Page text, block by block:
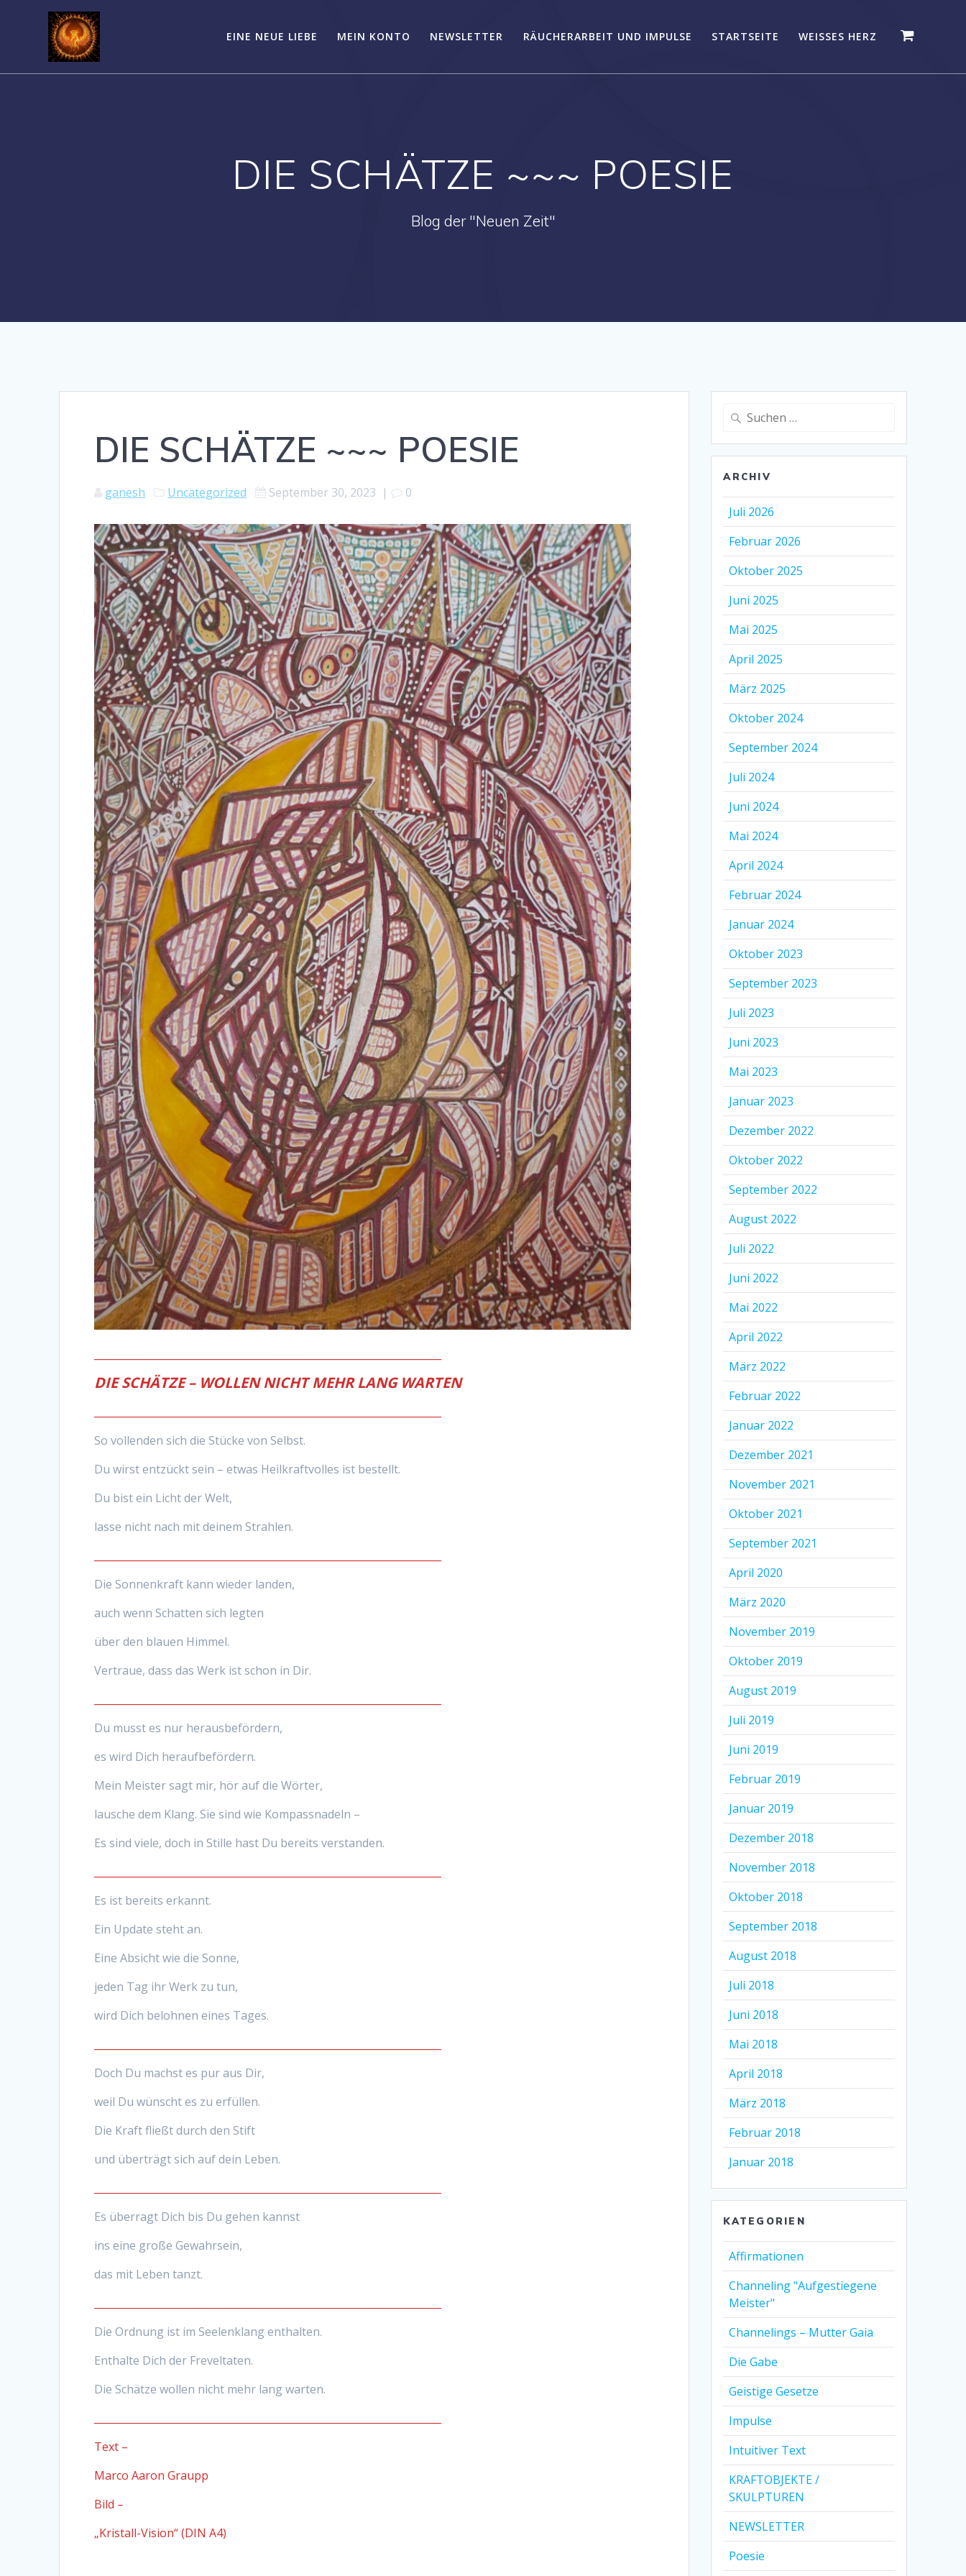
EINE NEUE LIEBE MEIN KONTO NEWSLETTER RÄUCHERARBEIT UND IMPULSE STARTSEITE WEISSES HERZ
DIE SCHÄTZE ~~~ POESIE
Blog der "Neuen Zeit"
DIE SCHÄTZE ~~~ POESIE
ganesh Uncategorized September 30, 2023 | 0
DIE SCHÄTZE – WOLLEN NICHT MEHR LANG WARTEN
So vollenden sich die Stücke von Selbst.
Du wirst entzückt sein – etwas Heilkraftvolles ist bestellt.
Du bist ein Licht der Welt,
lasse nicht nach mit deinem Strahlen.
Die Sonnenkraft kann wieder landen,
auch wenn Schatten sich legten
über den blauen Himmel.
Vertraue, dass das Werk ist schon in Dir.
Du musst es nur herausbefördern,
es wird Dich heraufbefördern.
Mein Meister sagt mir, hör auf die Wörter,
lausche dem Klang. Sie sind wie Kompassnadeln –
Es sind viele, doch in Stille hast Du bereits verstanden.
Es ist bereits erkannt.
Ein Update steht an.
Eine Absicht wie die Sonne,
jeden Tag ihr Werk zu tun,
wird Dich belohnen eines Tages.
Doch Du machst es pur aus Dir,
weil Du wünscht es zu erfüllen.
Die Kraft fließt durch den Stift
und überträgt sich auf dein Leben.
Es überragt Dich bis Du gehen kannst
ins eine große Gewahrsein,
das mit Leben tanzt.
Die Ordnung ist im Seelenklang enthalten.
Enthalte Dich der Freveltaten.
Die Schätze wollen nicht mehr lang warten.
Text –
Marco Aaron Graupp
Bild –
„Kristall-Vision“ (DIN A4)
Suche
ARCHIV
Juli 2026
Februar 2026
Oktober 2025
Juni 2025
Mai 2025
April 2025
März 2025
Oktober 2024
September 2024
Juli 2024
Juni 2024
Mai 2024
April 2024
Februar 2024
Januar 2024
Oktober 2023
September 2023
Juli 2023
Juni 2023
Mai 2023
Januar 2023
Dezember 2022
Oktober 2022
September 2022
August 2022
Juli 2022
Juni 2022
Mai 2022
April 2022
März 2022
Februar 2022
Januar 2022
Dezember 2021
November 2021
Oktober 2021
September 2021
April 2020
März 2020
November 2019
Oktober 2019
August 2019
Juli 2019
Juni 2019
Februar 2019
Januar 2019
Dezember 2018
November 2018
Oktober 2018
September 2018
August 2018
Juli 2018
Juni 2018
Mai 2018
April 2018
März 2018
Februar 2018
Januar 2018
KATEGORIEN
Affirmationen
Channeling "Aufgestiegene
Meister"
Channelings – Mutter Gaia
Die Gabe
Geistige Gesetze
Impulse
Intuitiver Text
KRAFTOBJEKTE /
SKULPTUREN
NEWSLETTER
Poesie